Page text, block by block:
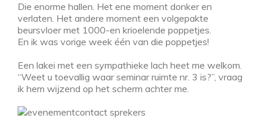
Die enorme hallen. Het ene moment donker en
verlaten. Het andere moment een volgepakte
beursvloer met 1000-en krioelende poppetjes.
En ik was vorige week één van die poppetjes!
Een lakei met een sympathieke lach heet me welkom.
“Weet u toevallig waar seminar ruimte nr. 3 is?”, vraag
ik hem wijzend op het scherm achter me.